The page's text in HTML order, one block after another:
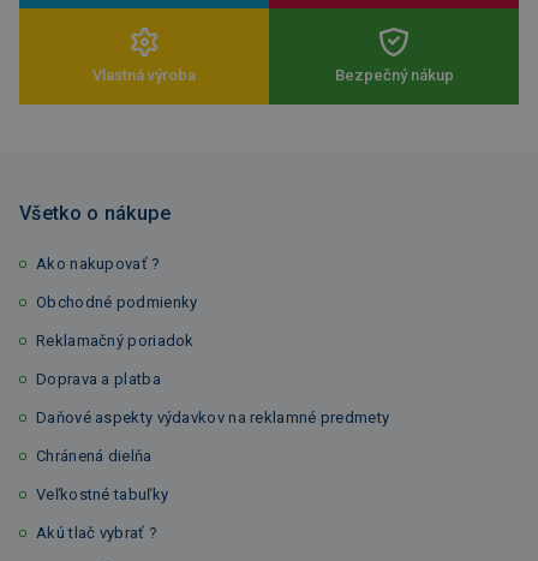
Vlastná výroba Bezpečný nákup
Všetko o nákupe
Ako nakupovať ?
Obchodné podmienky
Reklamačný poriadok
Doprava a platba
Daňové aspekty výdavkov na reklamné predmety
Chránená dielňa
Veľkostné tabuľky
Akú tlač vybrať ?